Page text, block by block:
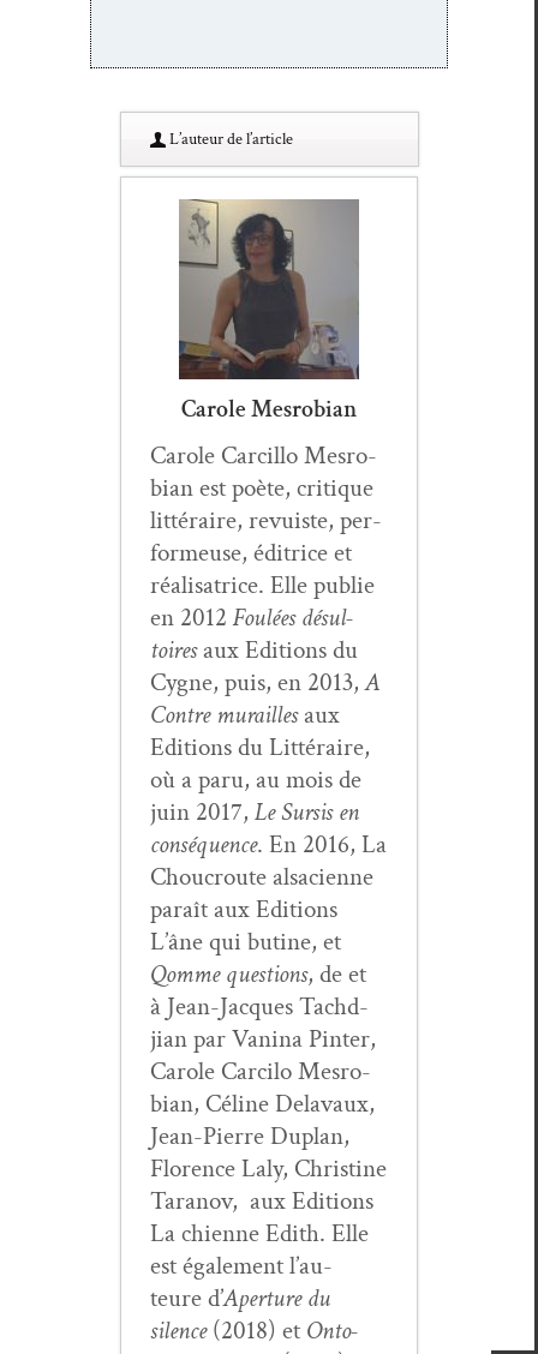
L’au­teur de l’article
Carole Mesrobian
Car­ole Car­cil­lo Mes­ro­
bian est poète, cri­tique
lit­téraire, revuiste, per­
formeuse, éditrice et
réal­isatrice. Elle pub­lie
en 2012 Foulées désul­
toiresaux Edi­tions du
Cygne, puis, en 2013,A
Con­tre muraillesaux
Edi­tions du Lit­téraire,
où a paru, au mois de
juin 2017, Le Sur­sis en
con­séquence. En 2016, La
Chou­croute alsa­ci­enne
paraît aux Edi­tions
L’âne qui butine, et
Qomme ques­tions, de et
à Jean-Jacques Tachd­
jian par Van­i­na Pin­ter,
Car­ole Car­ci­lo Mes­ro­
bian, Céline Delavaux,
Jean-Pierre Duplan,
Flo­rence Laly, Chris­tine
Tara­nov, aux Edi­tions
La chi­enne Edith. Elle
est égale­ment l’au­
teure d’Aper­ture du
silence(2018) et Onto­